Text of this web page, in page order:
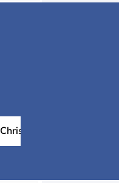
Christiansted